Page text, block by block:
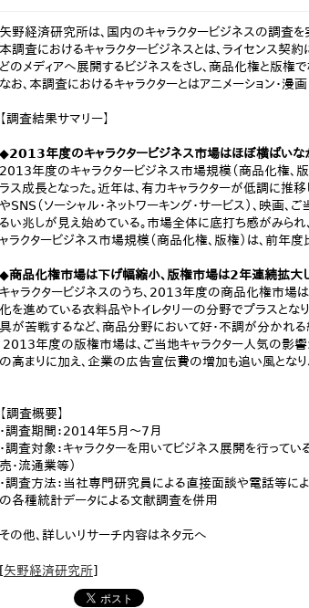
矢野経済研究所は、国内のキャラクタービジネスの調査を
本調査におけるキャラクタービジネスとは、ライセンス契
どのメディアへ展開するビジネスをさし、商品化権と版権で
なお、本調査におけるキャラクターとはアニメーション・漫画
【調査結果サマリー】
◆2013年度のキャラクタービジネス市場はほぼ横ばい
2013年度のキャラクタービジネス市場規模（商品化権
ラス成長となった。近年は、有力キャラクターが低調に推
やSNS（ソーシャル・ネットワーキング・サービス）、映画
るい兆しが見え始めている。市場全体に底打ち感がみら
ャラクタービジネス市場規模（商品化権、版権）は、前
◆商品化権市場は下げ幅縮小、版権市場は2年連続拡大
キャラクタービジネスのうち、2013年度の商品化権市場
化を進めている衣料品やトイレタリーの分野でプラスと
具が苦戦するなど、商品分野において好・不調が分かれる
2013年度の版権市場は、ご当地キャラクター人気の影響
の高まりに加え、企業の広告宣伝費の増加も追い風となり
【調査概要】
・調査期間：2014年5月～7月
・調査対象：キャラクターを用いてビジネス展開を行ってい
売・流通業等）
・調査方法：当社専門研究員による直接面談や電話等に
の各種統計データによる文献調査を併用
その他、詳しいリサーチ内容はネタ元へ
[矢野経済研究所]